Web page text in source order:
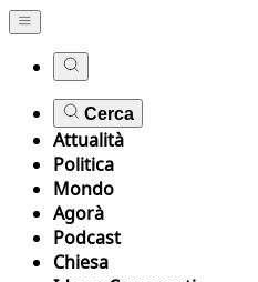
Cerca
Attualità
Politica
Mondo
Agorà
Podcast
Chiesa